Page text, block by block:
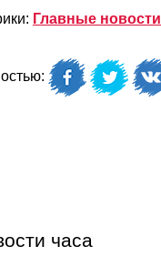
Главные новости
часа